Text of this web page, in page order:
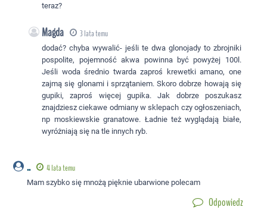
teraz?
Magda 3 lata temu
dodać? chyba wywalić- jeśli te dwa glonojady to zbrojniki
pospolite, pojemność akwa powinna być powyżej 100l.
Jeśli woda średnio twarda zaproś krewetki amano, one
zajmą się glonami i sprzątaniem. Skoro dobrze howają się
gupiki, zaproś więcej gupika. Jak dobrze poszukasz
znajdziesz ciekawe odmiany w sklepach czy ogłoszeniach,
np moskiewskie granatowe. Ładnie też wyglądają białe,
wyróżniają się na tle innych ryb.
.. 4 lata temu
Mam szybko się mnożą pięknie ubarwione polecam
Odpowiedz